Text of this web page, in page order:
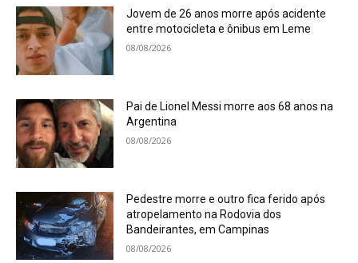
Jovem de 26 anos morre após acidente
entre motocicleta e ônibus em Leme
08/08/2026
Pai de Lionel Messi morre aos 68 anos na
Argentina
08/08/2026
Pedestre morre e outro fica ferido após
atropelamento na Rodovia dos
Bandeirantes, em Campinas
08/08/2026